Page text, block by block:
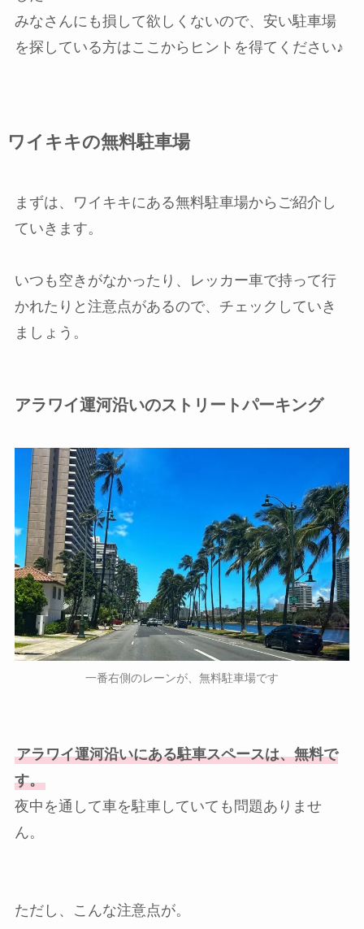
みなさんにも損して欲しくないので、安い駐車場
を探している方はここからヒントを得てください♪
ワイキキの無料駐車場
まずは、ワイキキにある無料駐車場からご紹介し
ていきます。
いつも空きがなかったり、レッカー車で持って行
かれたりと注意点があるので、チェックしていき
ましょう。
アラワイ運河沿いのストリートパーキング
一番右側のレーンが、無料駐車場です
アラワイ運河沿いにある駐車スペースは、無料で
す。
夜中を通して車を駐車していても問題ありませ
ん。
ただし、こんな注意点が。